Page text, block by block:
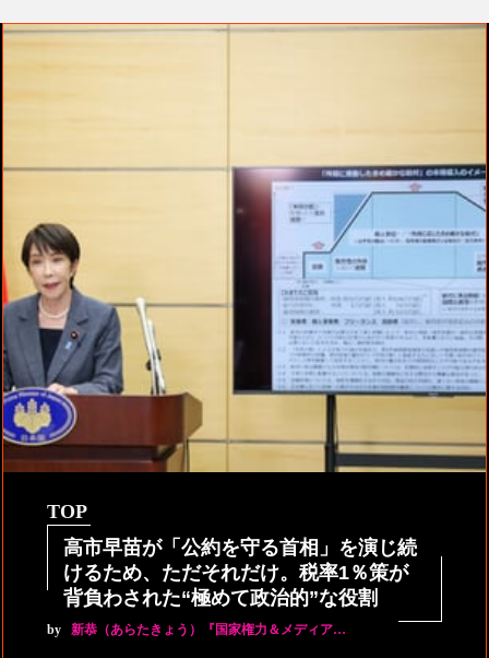
TOP
高市早苗が「公約を守る首相」を演じ続
けるため、ただそれだけ。税率1％策が
背負わされた“極めて政治的”な役割
by 新恭（あらたきょう）『国家権力＆メディア…